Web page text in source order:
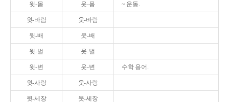
윗-몸 웃-몸 ~ 운동.
윗-바람 웃-바람
윗-배 웃-배
윗-벌 웃-벌
윗-변 웃-변 수학 용어.
윗-사랑 웃-사랑
윗-세장 웃-세장